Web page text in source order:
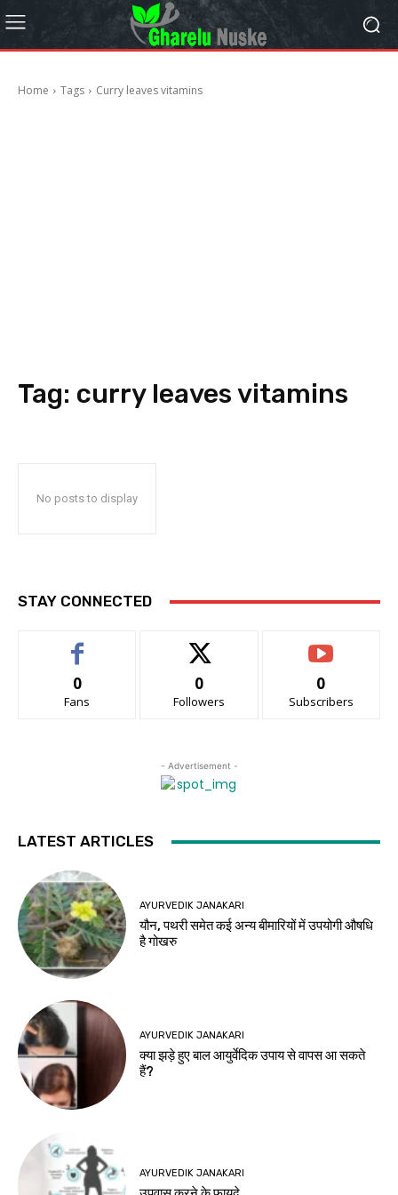
Home Tags Curry leaves vitamins
Tag: curry leaves vitamins
No posts to display
STAY CONNECTED
0
Fans
0
Followers
0
Subscribers
- Advertisement -
LATEST ARTICLES
AYURVEDIK JANAKARI
यौन, पथरी समेत कई अन्य बीमारियों में उपयोगी औषधि
है गोखरु
AYURVEDIK JANAKARI
क्या झड़े हुए बाल आयुर्वेदिक उपाय से वापस आ सकते
हैं?
AYURVEDIK JANAKARI